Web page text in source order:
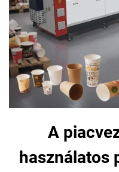
A
használatos